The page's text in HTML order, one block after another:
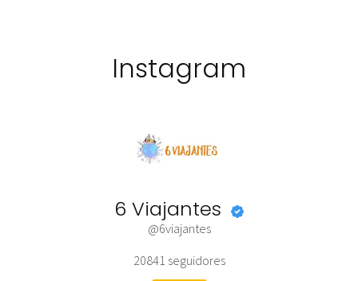
Instagram
6 Viajantes
@6viajantes
20841 seguidores